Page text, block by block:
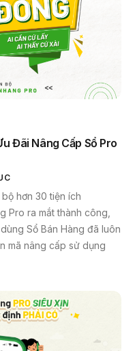
Đãi Nâng Cấp Sổ Pro
hơn 30 tiện ích
Pro ra mắt thành công,
Sổ Bán Hàng đã luôn
mã nâng cấp sử dụng